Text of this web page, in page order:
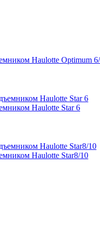
Haulotte Optimum
Haulotte Star 6
Haulotte Star8/10